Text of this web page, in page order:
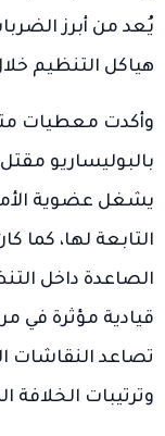
يُعد من أبرز
هياكل التنظيم
وأكدت معطيات
بالبوليساريو
يشغل عضوية
التابعة لها، كما
الصاعدة داخل
قيادية مؤثرة في
تصاعد النقاشات
وترتيبات الخلافة